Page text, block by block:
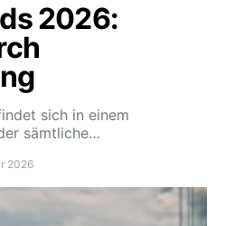
2026:
sich in einem
sämtliche…
2026